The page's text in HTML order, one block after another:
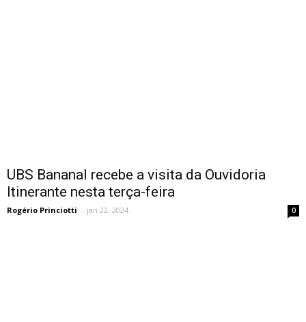
UBS Bananal recebe a visita da Ouvidoria
Itinerante nesta terça-feira
Rogério Princiotti - jan 22, 2024 0